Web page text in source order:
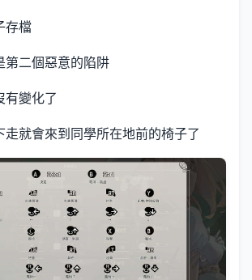
存檔
第二個惡意的陷阱
有變化了
走就會來到同學所在地前的椅子了